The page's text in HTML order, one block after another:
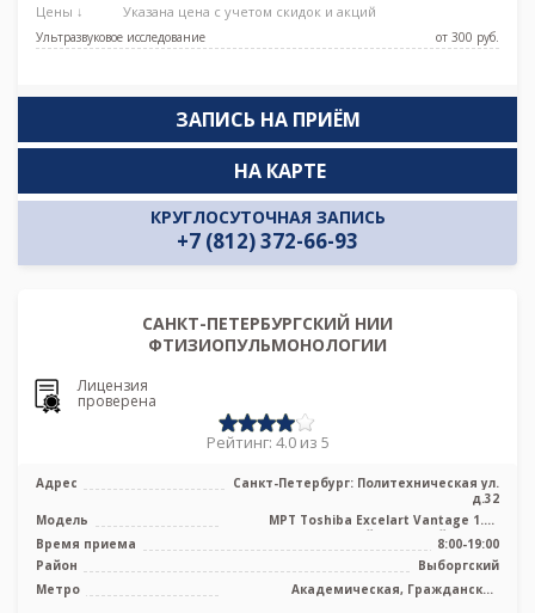
Цены ↓ Указана цена с учетом скидок и акций
Ультразвуковое исследование от 300 pуб.
ЗАПИСЬ НА ПРИЁМ
КРУГЛОСУТОЧНАЯ ЗАПИСЬ
+7 (812) 372-66-93
НА КАРТЕ
САНКТ-ПЕТЕРБУРГСКИЙ НИИ
ФТИЗИОПУЛЬМОНОЛОГИИ
Лицензия
проверена
Рейтинг: 4.0 из 5
Адрес
Санкт-Петербург: Политехническая ул.
д.32
Модель
МРТ Toshiba Excelart Vantage 1.5T
высокопольный закрытый тип, КТ
Toshi ...
Время приема
8:00-19:00
Район
Выборгский
Метро
Академическая, Гражданский